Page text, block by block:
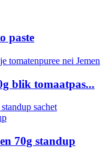
paste
blik tomaatpas...
70g standup